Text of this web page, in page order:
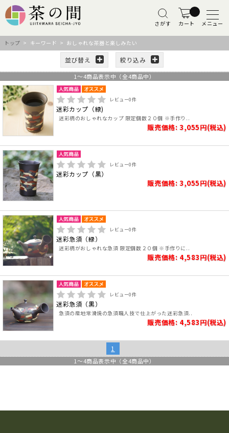
さがす カート メニュー
トップ > キーワード > おしゃれな茶器と楽しみたい
並び替え 絞り込み
1 ～4商品表示中（全4商品中）
レビュー0件
迷彩カップ（緑)
迷彩柄のおしゃれなカップ 限定個数２０個 ※手作り..
販売価格: 3,055円(税込)
レビュー0件
迷彩カップ（黒）
販売価格: 3,055円(税込)
レビュー0件
迷彩急須（緑）
迷彩柄がおしゃれな急須 限定個数２０個 ※手作りに..
販売価格: 4,583円(税込)
レビュー0件
迷彩急須（黒）
急須の産地常滑焼の急須職人技で仕上がった迷彩急須..
販売価格: 4,583円(税込)
1
1 ～4商品表示中（全4商品中）